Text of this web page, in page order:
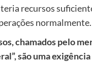
recursos
normalmente.
chamados pelo
são uma exigência